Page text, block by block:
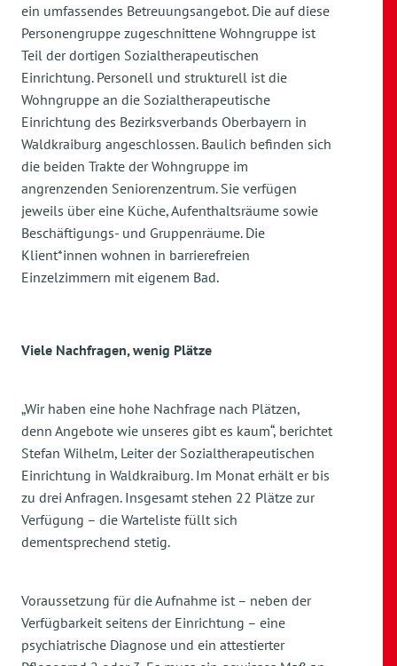
ein umfassendes Betreuungsangebot. Die auf diese
Personengruppe zugeschnittene Wohngruppe ist
Teil der dortigen Sozialtherapeutischen
Einrichtung. Personell und strukturell ist die
Wohngruppe an die Sozialtherapeutische
Einrichtung des Bezirksverbands Oberbayern in
Waldkraiburg angeschlossen. Baulich befinden sich
die beiden Trakte der Wohngruppe im
angrenzenden Seniorenzentrum. Sie verfügen
jeweils über eine Küche, Aufenthaltsräume sowie
Beschäftigungs- und Gruppenräume. Die
Klient*innen wohnen in barrierefreien
Einzelzimmern mit eigenem Bad.
Viele Nachfragen, wenig Plätze
„Wir haben eine hohe Nachfrage nach Plätzen,
denn Angebote wie unseres gibt es kaum“, berichtet
Stefan Wilhelm, Leiter der Sozialtherapeutischen
Einrichtung in Waldkraiburg. Im Monat erhält er bis
zu drei Anfragen. Insgesamt stehen 22 Plätze zur
Verfügung – die Warteliste füllt sich
dementsprechend stetig.
Voraussetzung für die Aufnahme ist – neben der
Verfügbarkeit seitens der Einrichtung – eine
psychiatrische Diagnose und ein attestierter